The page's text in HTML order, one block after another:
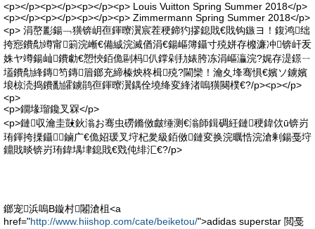
<p></p><p></p><p></p><p> Louis Vuitton Spring Summer 2018</p>
<p></p><p></p><p></p><p> Zimmermann Spring Summer 2018</p>
<p> 涓嶅彲鍚﹁獚锛岄亱鍕曢瀷宸茬稉鍗犳摎鎴戝€戝钩鏃ヨ！鍑鸿绌
挎惌鐨勪竴甯箣浣嶃€備絾浣滅偤涓€鍚嶇簿鑷寸殑姘存櫠濂冲锛屽叐
姝ヤ竴鍚屾鐨勮€愬悏銆佹剾杩仈鐣剁劧婊胯冻涓嶇灜浣?娓存湜鐛ㄧ
壒鐨勪綘鏄笉鏄篃鎯充締榛炴柊楫殑?閫欒！瀹夊埄骞惧€嬪ソ鐪嬪
埌椋涜捣鐨勫皬鐪鹃亱鍕曢瀷鍝佺墝绛変綘渚嗚獚闋樸€?/p><p></p>
<p>
<p>鐗堟瑠鑱叉槑</p>
<p>鏈収瀹圭敱鈥滃お骞虫磱鏅傚皻缍测€滃師鍓碉紝鏈稉鍏佽ū锛岃
珛鍕挎搮鑷鏀广€佹妱瑗叉垨杞夎級銆傚鏈変换浣曞悎浣滄剰鍚戞垨
鐤戝晱锛岃珛鍏堣垏鎴戝€戣伅绯汇€?/p>
鎯宠浜嗚В鏇村闂滄柤<a
href="http://www.hiishop.com/cate/beiketou/">adidas superstar 閲戞